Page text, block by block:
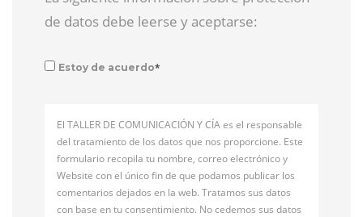
de datos debe leerse y aceptarse:
Estoy de acuerdo*
El TALLER DE COMUNICACIÓN Y CÍA es el responsable
del tratamiento de los datos que nos proporcione. Este
formulario recopila tu nombre, correo electrónico y
Website con el único fin de que podamos publicar los
comentarios dejados en la web. Tratamos sus datos
con base en tu consentimiento. No cedemos sus datos